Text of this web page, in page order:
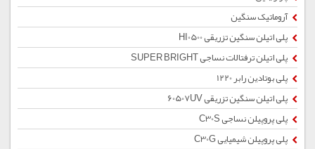
آروماتیک سنگین
پلی اتیلن سنگین تزریقی HI0500
پلی اتیلن ترفتالات نساجی SUPER BRIGHT
پلی بوتادین رابر 1220
پلی اتیلن سنگین تزریقی 60507UV
پلی پروپیلن نساجی C30S
پلی پروپیلن شیمیایی C30G